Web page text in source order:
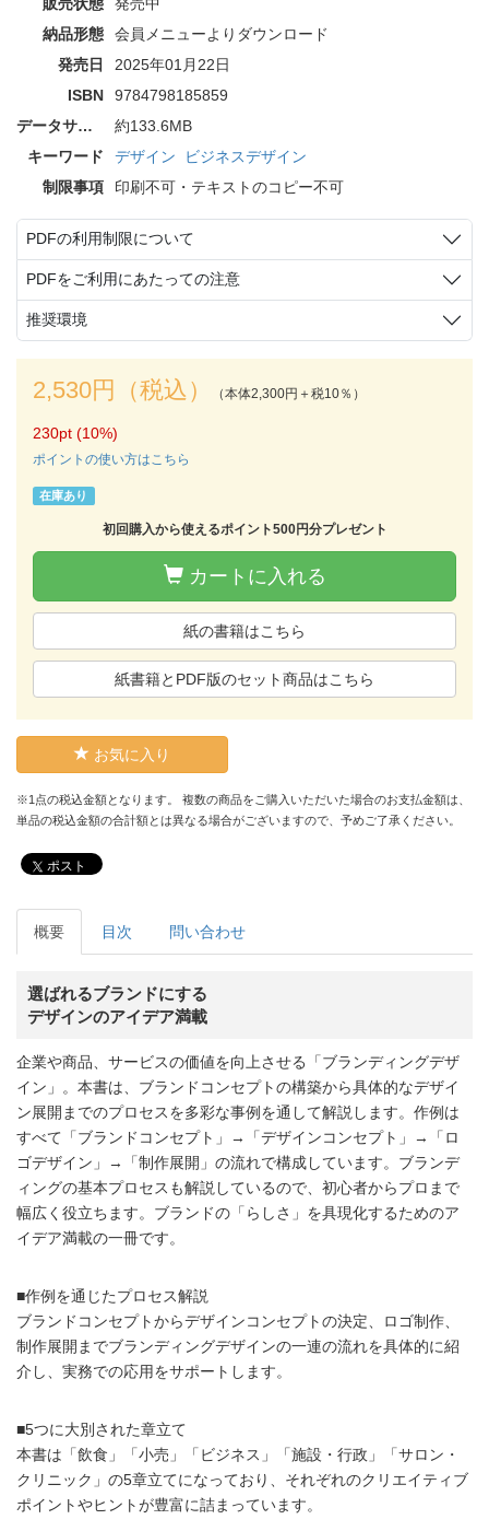
納品形態
会員メニューよりダウンロード
発売日
2025年01月22日
ISBN
9784798185859
データサイズ
約133.6MB
キーワード
デザイン
ビジネスデザイン
制限事項
印刷不可・テキストのコピー不可
PDFの利用制限について
PDFをご利用にあたっての注意
推奨環境
2,530円（税込） （本体2,300円＋税10％）
230pt (10%)
ポイントの使い方はこちら
在庫あり
初回購入から使えるポイント500円分プレゼント
カートに入れる
紙の書籍はこちら
紙書籍とPDF版のセット商品はこちら
お気に入り
※1点の税込金額となります。 複数の商品をご購入いただいた場合のお支払金額は、
単品の税込金額の合計額とは異なる場合がございますので、予めご了承ください。
ポスト
概要 目次 問い合わせ
選ばれるブランドにする
デザインのアイデア満載
企業や商品、サービスの価値を向上させる「ブランディングデザ
イン」。本書は、ブランドコンセプトの構築から具体的なデザイ
ン展開までのプロセスを多彩な事例を通して解説します。作例は
すべて「ブランドコンセプト」→「デザインコンセプト」→「ロ
ゴデザイン」→「制作展開」の流れで構成しています。ブランデ
ィングの基本プロセスも解説しているので、初心者からプロまで
幅広く役立ちます。ブランドの「らしさ」を具現化するためのア
イデア満載の一冊です。
■作例を通じたプロセス解説
ブランドコンセプトからデザインコンセプトの決定、ロゴ制作、
制作展開までブランディングデザインの一連の流れを具体的に紹
介し、実務での応用をサポートします。
■5つに大別された章立て
本書は「飲食」「小売」「ビジネス」「施設・行政」「サロン・
クリニック」の5章立てになっており、それぞれのクリエイティブ
ポイントやヒントが豊富に詰まっています。